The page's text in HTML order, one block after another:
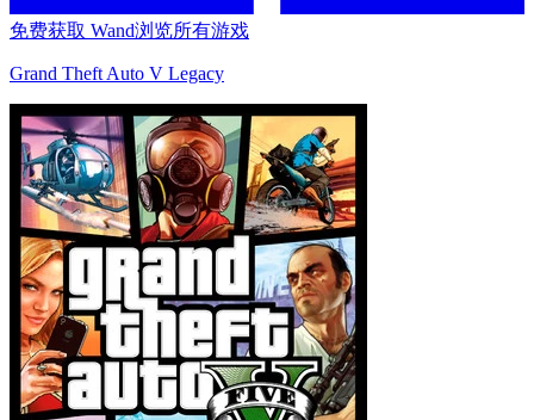
免费获取 Wand浏览所有游戏
Grand Theft Auto V Legacy